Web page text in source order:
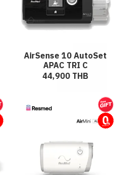
AirSense 10 AutoSet
APAC TRI C
44,900 THB
ผ่อนชำระ